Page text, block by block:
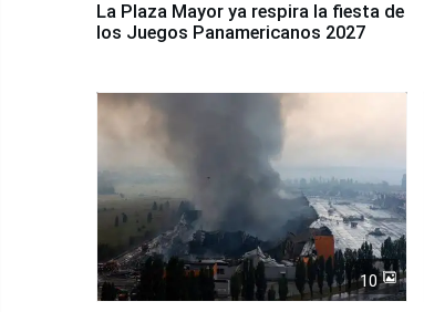
La Plaza Mayor ya respira la fiesta de
los Juegos Panamericanos 2027
10